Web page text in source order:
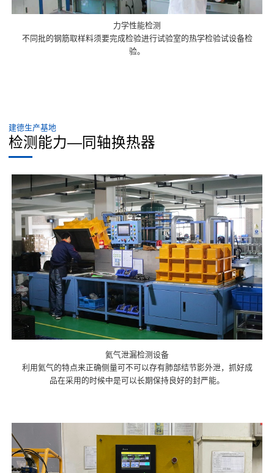
力学性能检测
不同批的钢筋取样料须要完成检验进行试验室的热学检验试设备检
验。
建德生产基地
检测能力—同轴换热器
氦气泄漏检测设备
利用氦气的特点来正确侧量可不可以存有肺部结节影外泄，抓好成
品在采用的时候中是可以长期保持良好的封严能。